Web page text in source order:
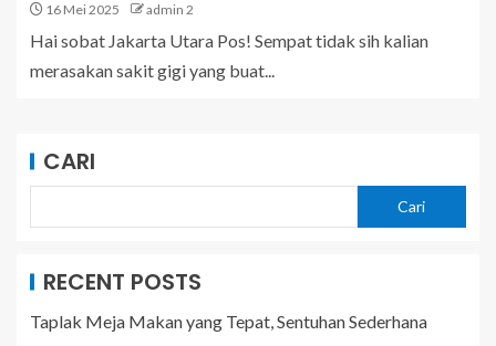
16 Mei 2025 admin 2
Hai sobat Jakarta Utara Pos! Sempat tidak sih kalian
merasakan sakit gigi yang buat...
CARI
Cari
RECENT POSTS
Taplak Meja Makan yang Tepat, Sentuhan Sederhana